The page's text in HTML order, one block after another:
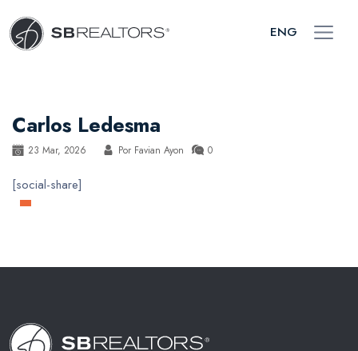
ENG
Carlos Ledesma
23 Mar, 2026 Por Favian Ayon 0
[social-share]